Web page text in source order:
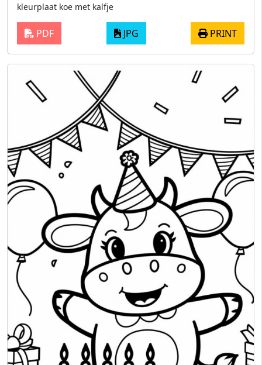
kleurplaat koe met kalfje
PDF JPG PRINT